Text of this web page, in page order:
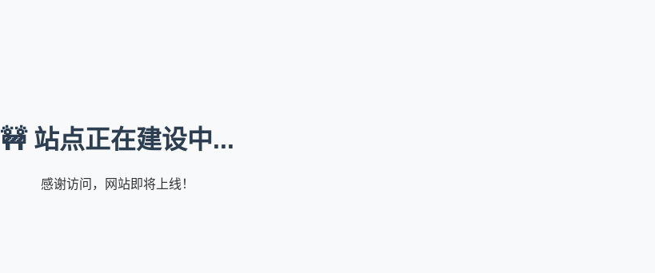
🚧 站点正在建设中...
感谢访问，网站即将上线！